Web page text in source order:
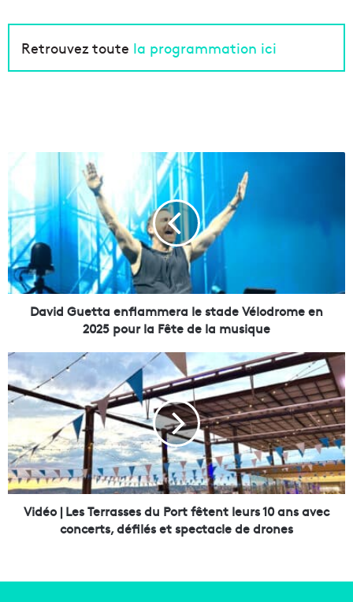
Retrouvez toute la programmation ici
D
i
d
G
u
e
t
n
f
l
a
m
m
e
r
a
David Guetta enflammera le stade Vélodrome en
2025 pour la Fête de la musique
V
i
d
é
o
|
L
e
s
Vidéo | Les Terrasses du Port fêtent leurs 10 ans avec
concerts, défilés et spectacle de drones